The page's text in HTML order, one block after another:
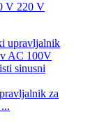
V 220 V
za